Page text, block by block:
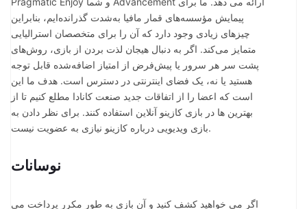
پیمایش مؤسسه‌های قمار مافیا به‌شدت گذرانده‌ایم، بنابراین
چیزهای زیادی وجود دارد که آن را برای متخصصان استرالیایی
متمایز می‌کند. اگر به دنبال هیجان لذت بردن از بازی، روش‌های
پشت سر هر سرور یا پیش‌فرض از امتیاز اضافه‌شده قابل توجه
هستید یا نه، یک فضای اینترنتی در دسترس است. هدف ما این
است که اعضا را از اتفاقات جدید صنعت کانادا مطلع کنیم تا از
بهترین ها در بازی کازینو آنلاین استفاده کنند. برای نظر دادن به
بازی ویدیویی درباره کازینو نیازی به عضویت نیست.
نوسانات
اگر می خواهید کشف کنید و آن بازی به طور مکرر پرداخت می